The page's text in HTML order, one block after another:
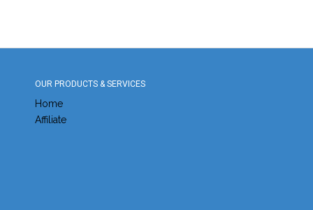
OUR PRODUCTS & SERVICES
Home
Affiliate